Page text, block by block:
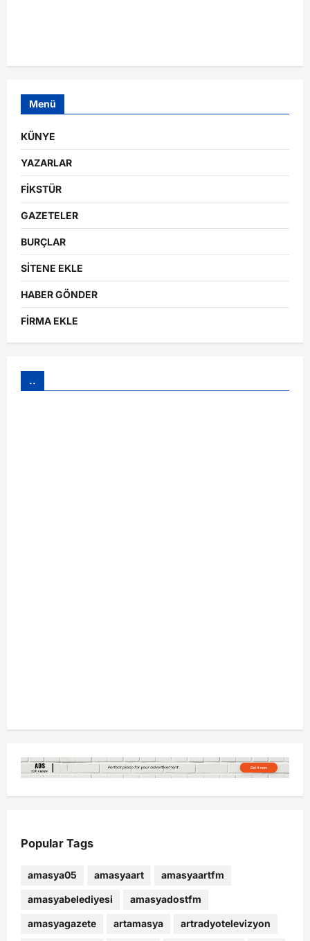
Menü
KÜNYE
YAZARLAR
FİKSTÜR
GAZETELER
BURÇLAR
SİTENE EKLE
HABER GÖNDER
FİRMA EKLE
..
Popular Tags
amasya05 amasyaart amasyaartfm
amasyabelediyesi amasyadostfm
amasyagazete artamasya artradyotelevizyon